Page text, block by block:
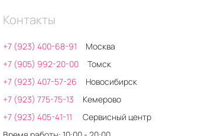
Контакты
+7 (923) 400-68-91
Москва
+7 (905) 992-20-00
Томск
+7 (923) 407-57-26
Новосибирск
+7 (923) 775-75-13
Кемерово
+7 (923) 405-41-11
Сервисный центр